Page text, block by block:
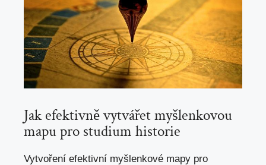
Jak efektivně vytvářet myšlenkovou
⁤mapu pro studium historie
Vytvoření ⁣efektivní myšlenkové‍ mapy pro